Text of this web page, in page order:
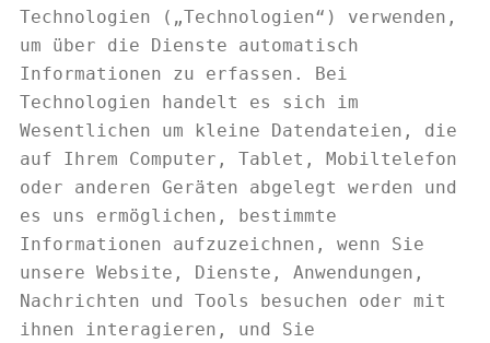
Technologien („Technologien“) verwenden,
um über die Dienste automatisch
Informationen zu erfassen. Bei
Technologien handelt es sich im
Wesentlichen um kleine Datendateien, die
auf Ihrem Computer, Tablet, Mobiltelefon
oder anderen Geräten abgelegt werden und
es uns ermöglichen, bestimmte
Informationen aufzuzeichnen, wenn Sie
unsere Website, Dienste, Anwendungen,
Nachrichten und Tools besuchen oder mit
ihnen interagieren, und Sie